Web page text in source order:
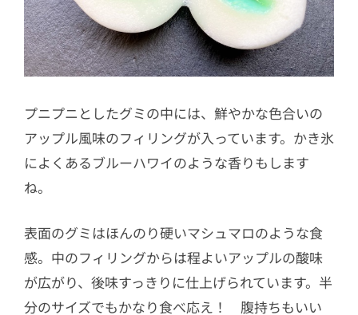
プニプニとしたグミの中には、鮮やかな色合いの
アップル風味のフィリングが入っています。かき氷
によくあるブルーハワイのような香りもします
ね。
表面のグミはほんのり硬いマシュマロのような食
感。中のフィリングからは程よいアップルの酸味
が広がり、後味すっきりに仕上げられています。半
分のサイズでもかなり食べ応え！ 腹持ちもいい